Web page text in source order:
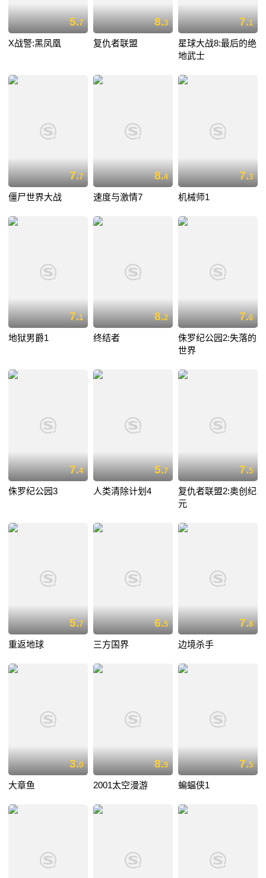
5.7
X战警:黑凤凰
8.3
复仇者联盟
7.1
星球大战8:最后的绝
地武士
7.7
僵尸世界大战
8.4
速度与激情7
7.3
机械师1
7.1
地狱男爵1
8.2
终结者
7.6
侏罗纪公园2:失落的
世界
7.4
侏罗纪公园3
5.7
人类清除计划4
7.5
复仇者联盟2:奥创纪
元
5.7
重返地球
6.5
三方国界
7.8
边境杀手
3.0
大章鱼
8.9
2001太空漫游
7.5
蝙蝠侠1